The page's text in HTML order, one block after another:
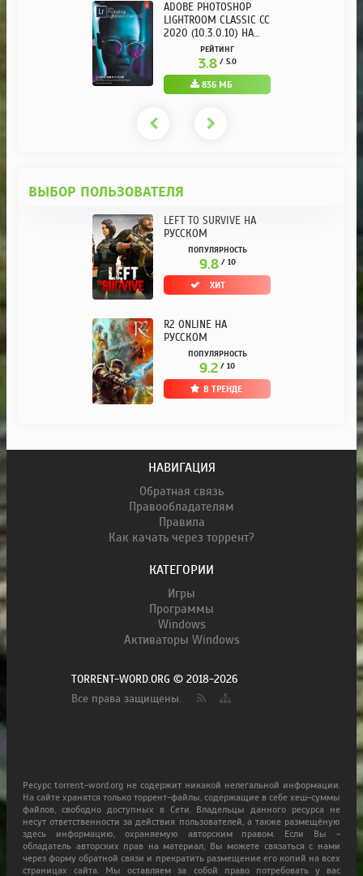
ADOBE PHOTOSHOP
LIGHTROOM CLASSIC CC
2020 (10.3.0.10) НА
РУССКОМ REPACK ОТ
KPOJIUK
РЕЙТИНГ
3.8 / 5.0
836 МБ
ВЫБОР ПОЛЬЗОВАТЕЛЯ
LEFT TO SURVIVE НА
РУССКОМ
ПОПУЛЯРНОСТЬ
9.8 / 10
ХИТ
R2 ONLINE НА
РУССКОМ
ПОПУЛЯРНОСТЬ
9.2 / 10
В ТРЕНДЕ
НАВИГАЦИЯ
Обратная связь
Правообладателям
Правила
Как качать через торрент?
КАТЕГОРИИ
Игры
Программы
Windows
Активаторы Windows
TORRENT-WORD.ORG © 2018-2026
Все права защищены.
Ресурс torrent-word.org не содержит никакой нелегальной информации.
На сайте хранятся только торрент-файлы, содержащие в себе хеш-суммы
файлов, свободно доступных в Сети. Владельцы данного ресурса не
несут ответственности за действия пользователей, а также размещёную
здесь информацию, охраняемую авторским правом. Если Вы -
обладатель авторских прав на материал, Вы можете связаться с нами
через форму обратной связи и прекратить размещение его копий на всех
страницах сайта. Мы оставляем за собой право потребовать у вас